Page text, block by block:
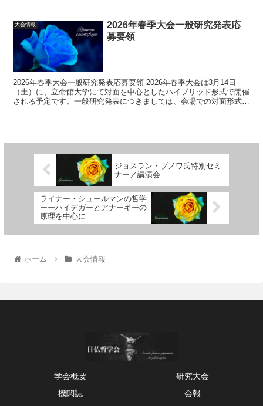
大会情報
2026年春季大会一般研究発表応
募要領
2026年春季大会一般研究発表応募要領 2026年春季大会は3月14日
（土）に、立命館大学にて対面を中心としたハイブリッド形式で開催
される予定です。一般研究発表につきましては、会場での対面形式だ
ジョスラン・ブノワ氏特別セミ
ナー／講演会
ライナー・シュールマンの哲学
ーーハイデガーとアナーキーの
原理を中心に
ホーム 大会情報
学会概要
研究大会
機関誌
会報